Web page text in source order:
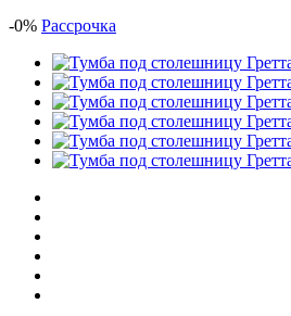
-0% Рассрочка